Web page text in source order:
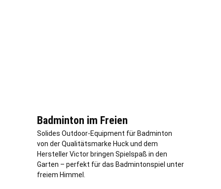
Badminton im Freien
Solides Outdoor-Equipment für Badminton
von der Qualitätsmarke Huck und dem
Hersteller Victor bringen Spielspaß in den
Garten – perfekt für das Badmintonspiel unter
freiem Himmel.